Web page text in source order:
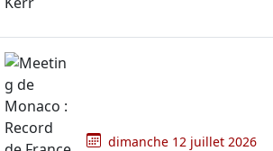
dimanche 12 juillet 2026